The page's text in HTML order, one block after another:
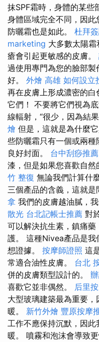
抹SPF霜時，身體的某些
身體區域完全不同，因
防曬霜也是如此。 杜拜
marketing 大多數太陽
瘡會引起更敏感的皮膚。
過使用專門為您的臉部
好。 外燴 高雄 如何設立
再在皮膚上形成濃密的
它們！ 不要將它們視為
線輻射，“很少，因為結
燴 但是，這就是為什麼
些防曬霜只有一個或兩
良好封面。 台中刮痧推薦
漆，但是如果您喜歡自然
竹 整復 無論我們計算什
三個產品的含義，這就是
拿 我們的皮膚越油膩，
散光 台北記帳士推薦 對
可以解決抗生素，鎮痛
護。 這種Nivea產品是我
想證據。 按摩師證照 這
常適合油性皮膚。 台北
併的皮膚類型設計的。
喜歡它並非偶然。 后里
大型玻璃建築最為重要
暖。 新竹外燴 豐原按摩
工作不應保持沉默，因此
暖。 噴霧和泡沫會導致